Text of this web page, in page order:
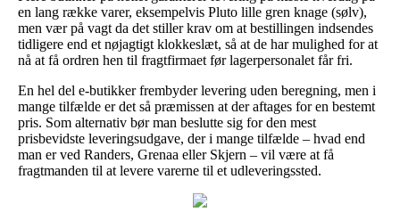
en lang række varer, eksempelvis Pluto lille gren knage (sølv),
men vær på vagt da det stiller krav om at bestillingen indsendes
tidligere end et nøjagtigt klokkeslæt, så at de har mulighed for at
nå at få ordren hen til fragtfirmaet før lagerpersonalet får fri.
En hel del e-butikker frembyder levering uden beregning, men i
mange tilfælde er det så præmissen at der aftages for en bestemt
pris. Som alternativ bør man beslutte sig for den mest
prisbevidste leveringsudgave, der i mange tilfælde – hvad end
man er ved Randers, Grenaa eller Skjern – vil være at få
fragtmanden til at levere varerne til et udleveringssted.